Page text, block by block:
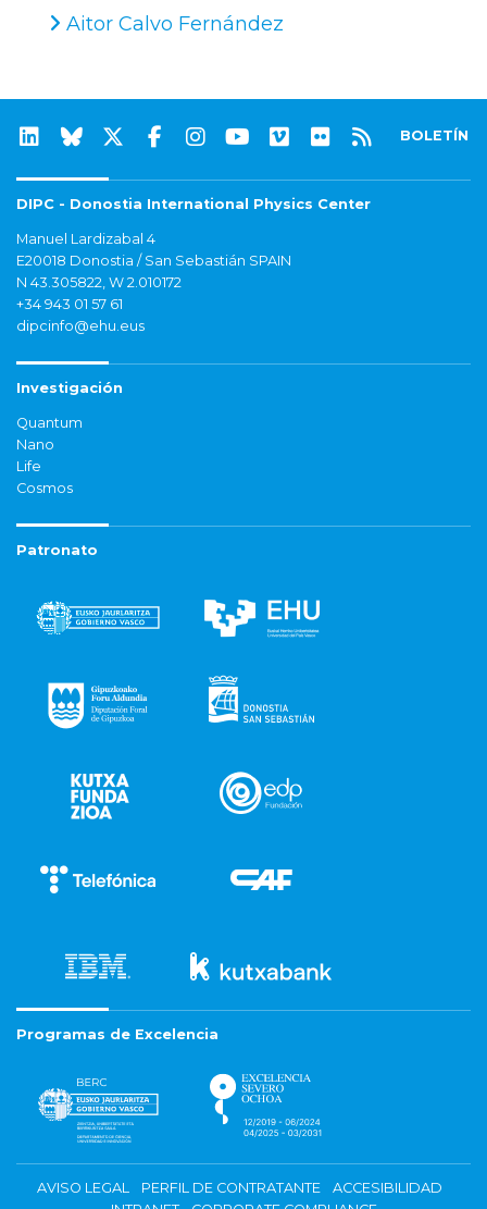
Aitor Calvo Fernández
BOLETÍN
DIPC - Donostia International Physics Center
Manuel Lardizabal 4
E20018 Donostia / San Sebastián SPAIN
N 43.305822, W 2.010172
+34 943 01 57 61
dipcinfo@ehu.eus
Investigación
Quantum
Nano
Life
Cosmos
Patronato
Programas de Excelencia
AVISO LEGAL PERFIL DE CONTRATANTE
ACCESIBILIDAD